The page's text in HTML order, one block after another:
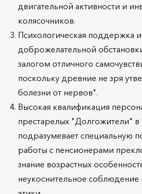
двигательной активности и
колясочников.
Психологическая поддержка
доброжелательной
залогом отличного
поскольку древние не зря
болезни от нервов".
Высокая квалификация
престарелых "Долгожители"
подразумевает специальную
работы с пенсионерами
знание возрастных
неукоснительное